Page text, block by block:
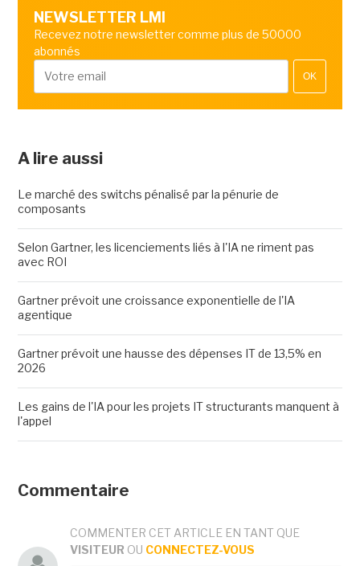
NEWSLETTER LMI
Recevez notre newsletter comme plus de 50000
abonnés
OK
A lire aussi
Le marché des switchs pénalisé par la pénurie de
composants
Selon Gartner, les licenciements liés à l'IA ne riment pas
avec ROI
Gartner prévoit une croissance exponentielle de l'IA
agentique
Gartner prévoit une hausse des dépenses IT de 13,5% en
2026
Les gains de l'IA pour les projets IT structurants manquent à
l'appel
Commentaire
COMMENTER CET ARTICLE EN TANT QUE
VISITEUR OU CONNECTEZ-VOUS